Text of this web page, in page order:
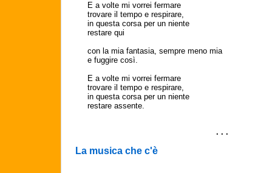
E a volte mi vorrei fermare
trovare il tempo e respirare,
in questa corsa per un niente
restare qui
con la mia fantasia, sempre meno mia
e fuggire così.
E a volte mi vorrei fermare
trovare il tempo e respirare,
in questa corsa per un niente
restare assente.
. . .
La musica che c'è